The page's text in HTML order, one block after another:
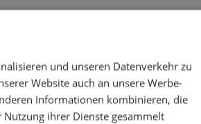
und unseren Datenverkehr zu
Website auch an unsere Werbe-
Informationen kombinieren, die
ihrer Dienste gesammelt